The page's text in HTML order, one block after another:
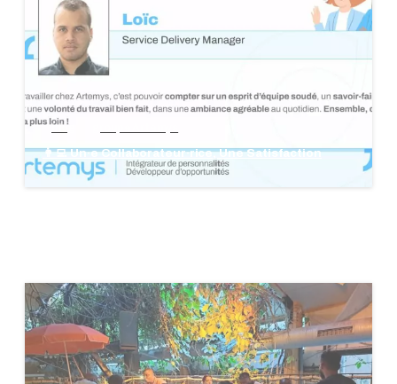
blog
👩‍💻 Un·e Collaborateur·rice, Une Satisfaction